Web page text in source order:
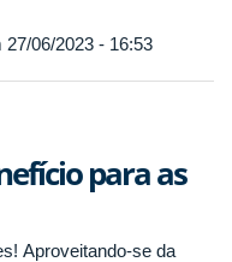
27/06/2023 - 16:53
para as
Aproveitando-se da